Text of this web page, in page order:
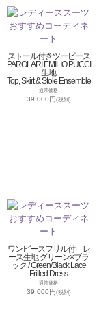
ストール付きツーピース
PAROLARI EMILIO PUCCI
生地
Top, Skirt & Stole Ensemble
通常価格
39,000円(税別)
ワンピースフリル付 レ
ース生地 グリーン×ブラ
ック / Green/Black Lace
Frilled Dress
通常価格
39,000円(税別)